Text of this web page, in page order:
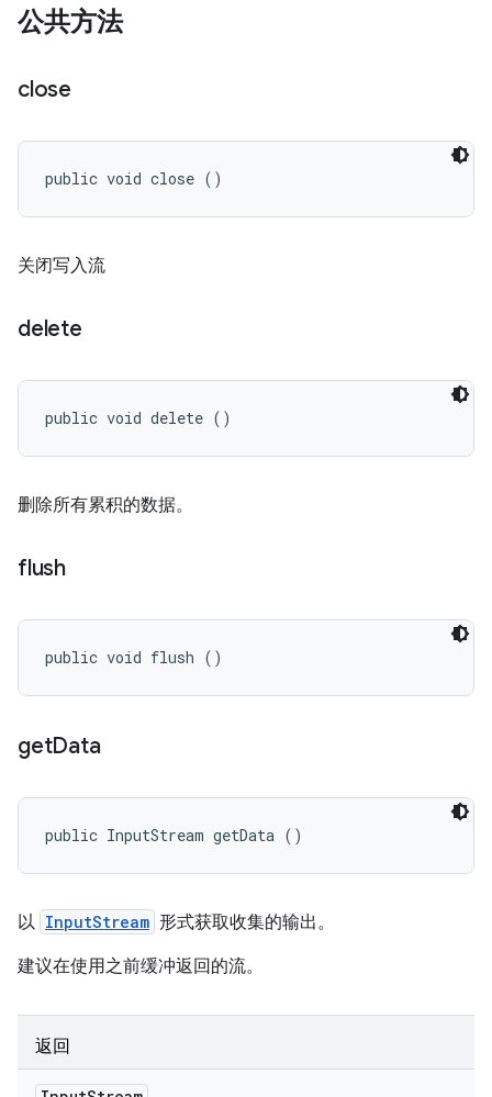
公共方法
close
public void close ()
关闭写入流
delete
public void delete ()
删除所有累积的数据。
flush
public void flush ()
getData
public InputStream getData ()
以 InputStream 形式获取收集的输出。
建议在使用之前缓冲返回的流。
返回